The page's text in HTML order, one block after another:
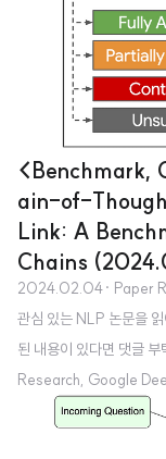
<Benchmark,
ain-of-
Link: A
Chains
2024.02.04· Paper
관심 있는 NLP 논문을
된 내용이 있다면 댓글
Research, Google
서 복잡한 Chain-of-
ifiers를 개발 - 이 벤